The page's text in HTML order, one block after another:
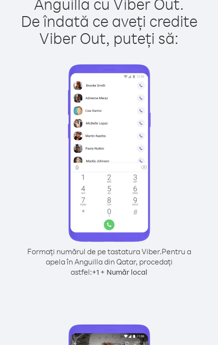
De îndată ce aveți credite
Viber Out, puteți să:
Formați numărul de pe tastatura Viber.Pentru a
apela în Anguilla din Qatar, procedați
astfel:+1 + Număr local